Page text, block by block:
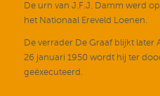
De urn van J.F.J. Damm werd
het Nationaal Ereveld Loenen.
De verrader De Graaf blijkt later
26 januari 1950 wordt hij ter
geëxecuteerd.